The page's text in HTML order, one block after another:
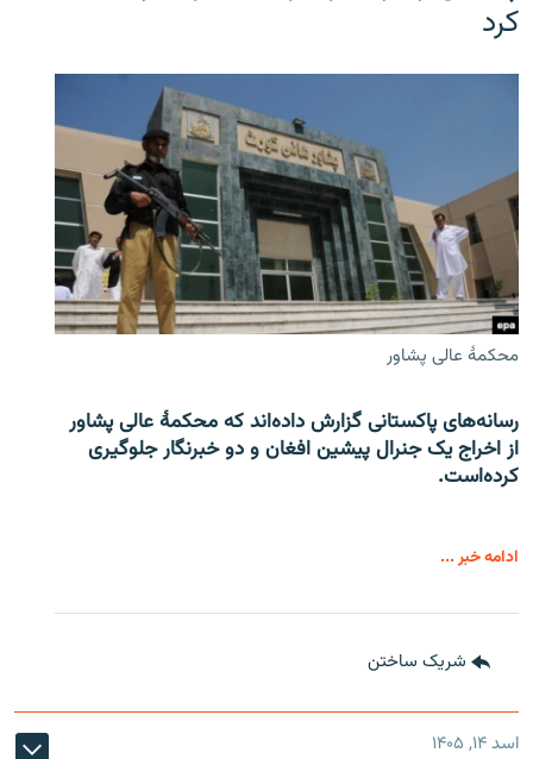
کرد
محکمۀ عالی پشاور
رسانه‌های پاکستانی گزارش داده‌اند که محکمۀ عالی پشاور
از اخراج یک جنرال پیشین افغان و دو خبرنگار جلوگیری
کرده‌است.
ادامه خبر ...
شریک ساختن
اسد ۱۴, ۱۴۰۵